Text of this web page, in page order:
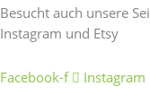
Besucht auch unsere
Instagram und Etsy
Facebook-f Instagram